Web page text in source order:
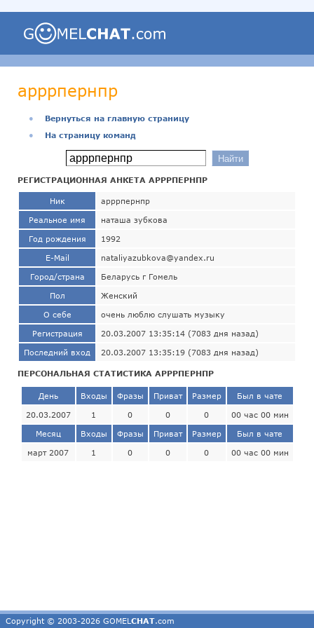
арррпернпр
●
Вернуться на главную страницу
●
На страницу команд
РЕГИСТРАЦИОННАЯ АНКЕТА АРРРПЕРНПР
Ник арррпернпр
Реальное имя наташа зубкова
Год рождения 1992
E-Mail nataliyazubkova@yandex.ru
Город/страна Беларусь г Гомель
Пол Женский
О себе очень люблю слушать музыку
Регистрация 20.03.2007 13:35:14 (7083 дня назад)
Последний вход 20.03.2007 13:35:19 (7083 дня назад)
ПЕРСОНАЛЬНАЯ СТАТИСТИКА АРРРПЕРНПР
День Входы Фразы Приват Размер Был в чате
20.03.2007 1 0 0 0 00 час 00 мин
Месяц Входы Фразы Приват Размер Был в чате
март 2007 1 0 0 0 00 час 00 мин
Copyright © 2003-2026 GOMEL CHAT.com